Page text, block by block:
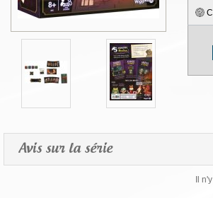
Avis sur la série
Il